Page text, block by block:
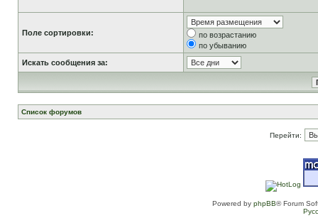
Поле сортировки:
по возрастанию
по убыванию
Искать сообщения за:
Список форумов
Перейти:
Powered by phpBB® Forum